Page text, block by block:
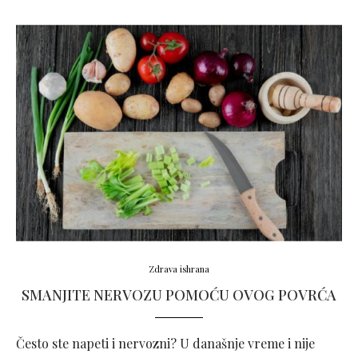
Zdrava ishrana
SMANJITE NERVOZU POMOĆU OVOG POVRĆA
Često ste napeti i nervozni? U današnje vreme i nije